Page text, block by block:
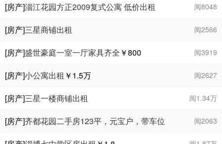
阅8048
[房产]淄江花园方正2009复式公寓 低价出租
￥900
阅2566
[房产]三星商铺出租
阅3919
[房产]盛世豪庭一室一厅家具齐全 ￥800
阅2627
[房产]小公寓出租 ￥1.5万
阅1.34万
[房产]三星一楼商铺出租
阅2063
[房产]齐都花园二手房123平，元宝户，带车位